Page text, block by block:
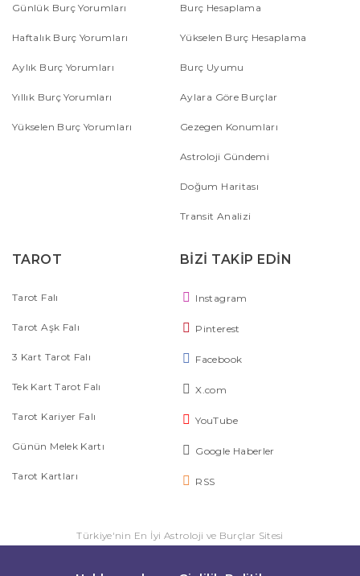
Günlük Burç Yorumları
Haftalık Burç Yorumları
Aylık Burç Yorumları
Yıllık Burç Yorumları
Yükselen Burç Yorumları
Burç Hesaplama
Yükselen Burç Hesaplama
Burç Uyumu
Aylara Göre Burçlar
Gezegen Konumları
Astroloji Gündemi
Doğum Haritası
Transit Analizi
TAROT
Tarot Falı
Tarot Aşk Falı
3 Kart Tarot Falı
Tek Kart Tarot Falı
Tarot Kariyer Falı
Günün Melek Kartı
Tarot Kartları
BİZİ TAKİP EDİN
Instagram
Pinterest
Facebook
X.com
YouTube
Google Haberler
RSS
Türkiye'nin En İyi Astroloji ve Burçlar Sitesi